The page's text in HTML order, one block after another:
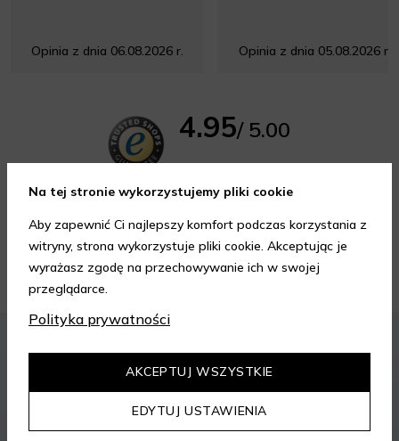
Opinia z dnia 06.08.2026 r. Opinia z dnia 05.08.2026 r.
4.95/ 5.00
Porady kosmetyczne
Na tej stronie wykorzystujemy pliki cookie
Aby zapewnić Ci najlepszy komfort podczas korzystania z
witryny, strona wykorzystuje pliki cookie. Akceptując je
wyrażasz zgodę na przechowywanie ich w swojej
przeglądarce.
Polityka prywatności
EDYTUJ USTAWIENIA
AKCEPTUJ WSZYSTKIE